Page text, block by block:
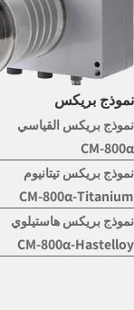
نموذج بريكس
نموذج بريكس القياسي
CM-800α
نموذج بريكس تيتانيوم
CM-800α-Titanium
نموذج بريكس هاستيلوي
CM-800α-Hastelloy